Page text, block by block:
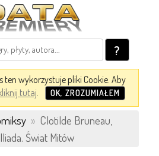
?
ten wykorzystuje pliki Cookie. Aby
tutaj. OK, ZROZUMIAŁEM
» Clotilde Bruneau,
Świat Mitów